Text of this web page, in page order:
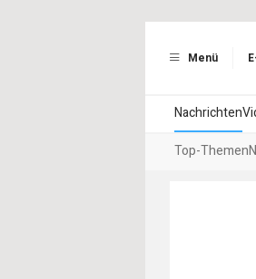
Menü
Nachrichten
Top-Themen